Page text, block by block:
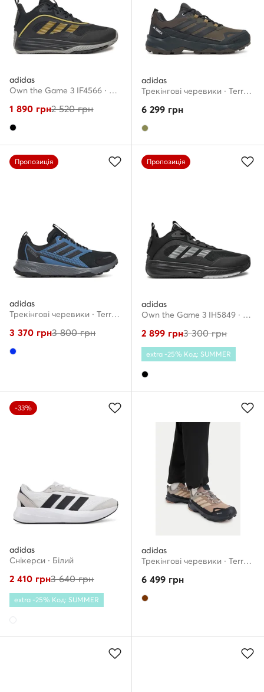
adidas
Own the Game 3 IF4566 · Взуття для баскетболу
1 890 грн2 520грн
adidas
Трекінгові черевики · Terrex Skychaser AX5 GORE-TEX JQ2213 · Хакі
6 299 грн
Пропозиція
adidas
Трекінгові черевики · Terrex Tracefinder 2 CLIMAPROOF Trail JR7769 · Голубий
3 370 грн3 800грн
Пропозиція
adidas
Own the Game 3 IH5849 · Взуття для баскетболу
2 899 грн3 300грн
extra -25% Код: SUMMER
-33%
adidas
Снікерcи · Білий
2 410 грн3 640грн
extra -25% Код: SUMMER
adidas
Трекінгові черевики · Terrex Skychaser Ax5 Gore-Tex Hiking Shoes KJ8939 · Коричневий
6 499 грн